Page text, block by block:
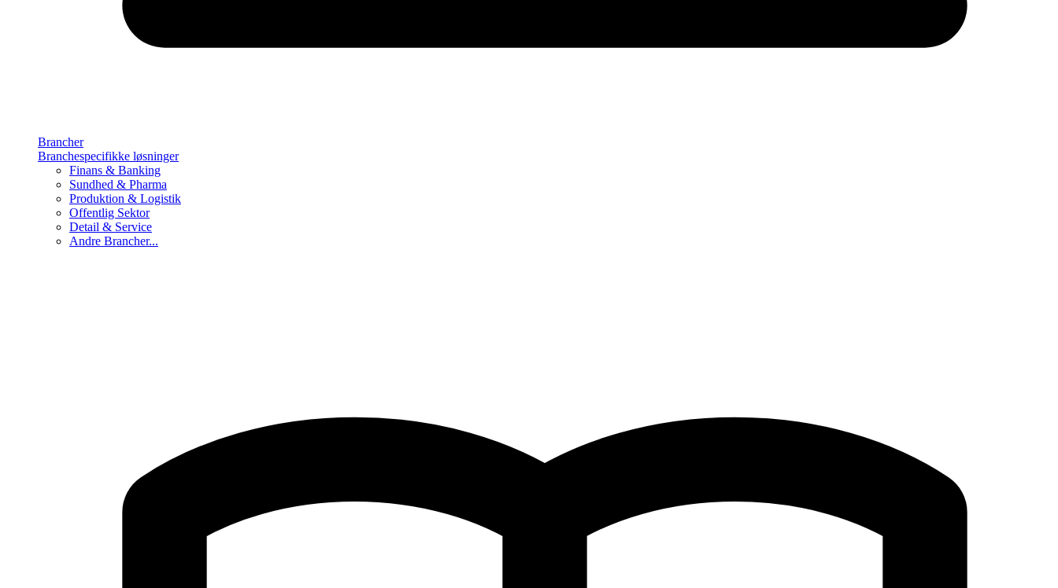
Brancher
Branchespecifikke løsninger
Finans & Banking
Sundhed & Pharma
Produktion & Logistik
Offentlig Sektor
Detail & Service
Andre Brancher...